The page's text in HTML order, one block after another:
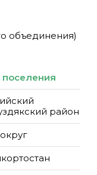
объединения)
поселения
район